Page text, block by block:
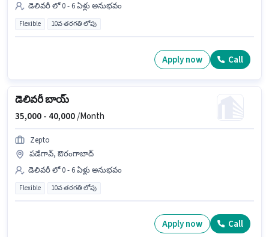
డెలివరీ లో 0 - 6 ఏళ్లు అనుభవం
Flexible 10వ తరగతి లోపు
Apply now Call
డెలివరీ బాయ్
35,000 - 40,000/Month
Zepto
పడేగావ్, ఔరంగాబాద్
డెలివరీ లో 0 - 6 ఏళ్లు అనుభవం
Flexible 10వ తరగతి లోపు
Apply now Call